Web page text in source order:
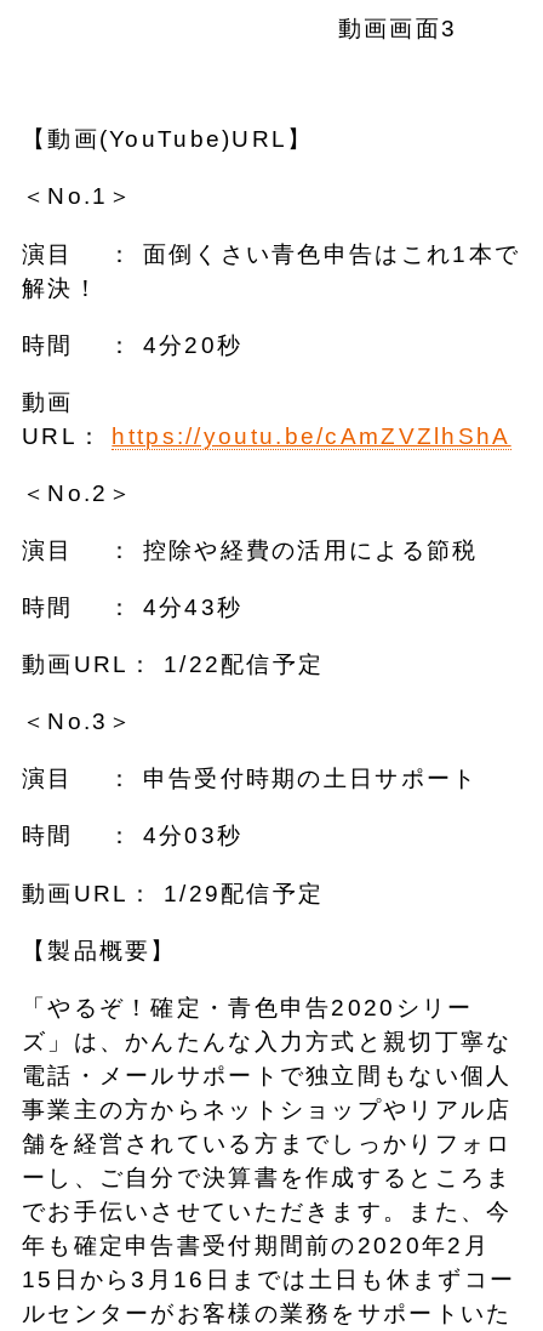
動画画面3
【動画(YouTube)URL】
＜No.1＞
演目 ： 面倒くさい青色申告はこれ1本で
解決！
時間 ： 4分20秒
動画
URL： https://youtu.be/cAmZVZlhShA
＜No.2＞
演目 ： 控除や経費の活用による節税
時間 ： 4分43秒
動画URL： 1/22配信予定
＜No.3＞
演目 ： 申告受付時期の土日サポート
時間 ： 4分03秒
動画URL： 1/29配信予定
【製品概要】
「やるぞ！確定・青色申告2020シリー
ズ」は、かんたんな入力方式と親切丁寧な
電話・メールサポートで独立間もない個人
事業主の方からネットショップやリアル店
舗を経営されている方までしっかりフォロ
ーし、ご自分で決算書を作成するところま
でお手伝いさせていただきます。また、今
年も確定申告書受付期間前の2020年2月
15日から3月16日までは土日も休まずコー
ルセンターがお客様の業務をサポートいた